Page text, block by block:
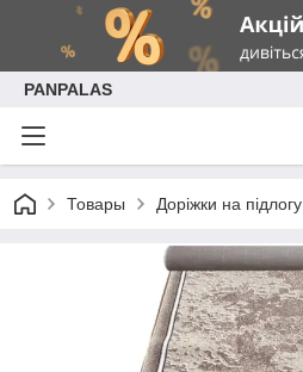
PANPALAS
Товары Доріжки на підлогу